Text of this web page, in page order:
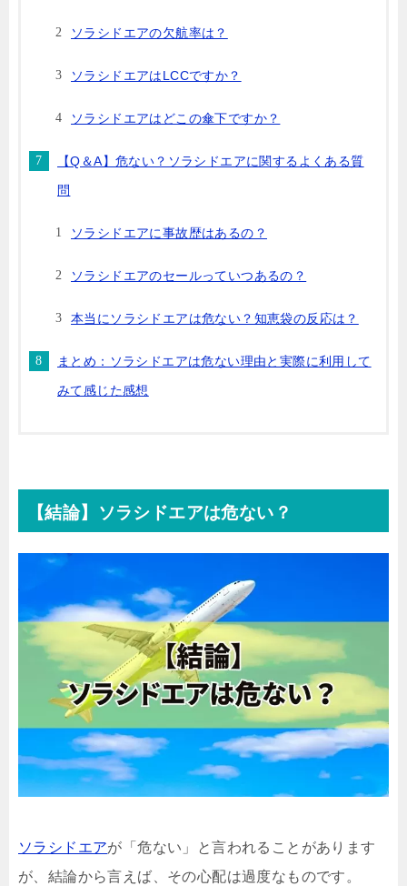
ソラシドエアの欠航率は？
ソラシドエアはLCCですか？
ソラシドエアはどこの傘下ですか？
【Q＆A】危ない？ソラシドエアに関するよくある質
問
ソラシドエアに事故歴はあるの？
ソラシドエアのセールっていつあるの？
本当にソラシドエアは危ない？知恵袋の反応は？
まとめ：ソラシドエアは危ない理由と実際に利用して
みて感じた感想
【結論】ソラシドエアは危ない？
ソラシドエアが「危ない」と言われることがあります
が、結論から言えば、その心配は過度なものです。